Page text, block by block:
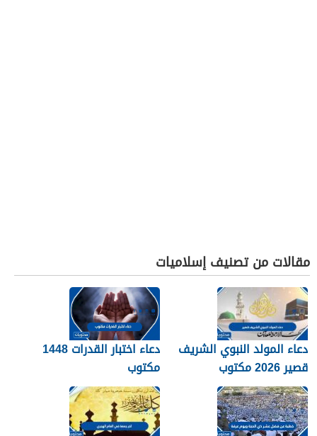
مقالات من تصنيف إسلاميات
دعاء المولد النبوي الشريف
قصير 2026 مكتوب
دعاء اختبار القدرات 1448
مكتوب